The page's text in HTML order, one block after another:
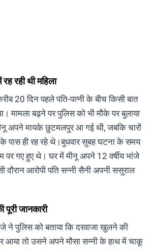
रही थी महिला
20 दिन पहले पति-पत्नी के बीच किसी बात
मामला बढ़ने पर पुलिस को भी मौके पर बुलाया
अपने मायके छुटमलपुर आ गई थी, जबकि चारों
पास ही रह रहे थे।बुधवार सुबह घटना के समय
पर गए हुए थे। घर में मीनू अपने 12 वर्षीय भांजे
आरोपी पति सन्नी सैनी अपनी ससुराल
पूरी जानकारी
ने पुलिस को बताया कि दरवाजा खुलने की
आया तो उसने अपने मौसा सन्नी के हाथ में चाकू